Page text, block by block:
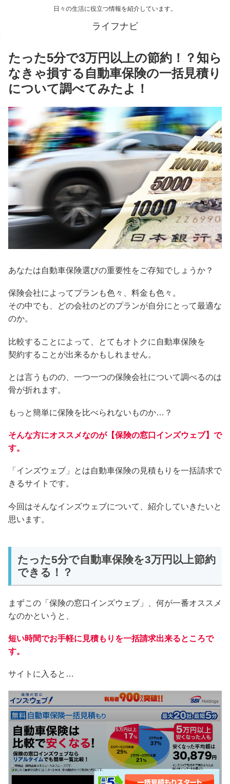
日々の生活に役立つ情報を紹介しています。
ライフナビ
たった5分で3万円以上の節約！？知ら
なきゃ損する自動車保険の一括見積り
について調べてみたよ！
あなたは自動車保険選びの重要性をご存知でしょうか？
保険会社によってプランも色々、料金も色々。
その中でも、どの会社のどのプランが自分にとって最適な
のか。
比較することによって、とてもオトクに自動車保険を
契約することが出来るかもしれません。
とは言うものの、一つ一つの保険会社について調べるのは
骨が折れます。
もっと簡単に保険を比べられないものか…？
そんな方にオススメなのが【保険の窓口インズウェブ】で
す。
「インズウェブ」とは自動車保険の見積もりを一括請求で
きるサイトです。
今回はそんなインズウェブについて、紹介していきたいと
思います。
たった5分で自動車保険を3万円以上節約
できる！？
まずこの「保険の窓口インズウェブ」、何が一番オススメ
なのかというと、
短い時間でお手軽に見積もりを一括請求出来るところで
す。
サイトに入ると…